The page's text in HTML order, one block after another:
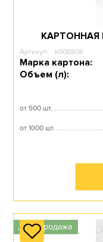
КАРТОННАЯ
Артикул: k008806
Марка картона:
Объем (л):
от 500 шт.
от 1000 шт.
✓ Распродажа